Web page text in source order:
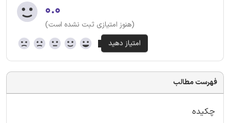
۰.۰
(هنوز امتیازی ثبت نشده است)
فهرست مطالب
چکیده